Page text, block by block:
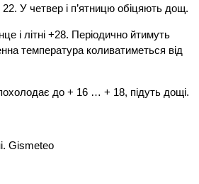
У четвер і п’ятницю обіцяють дощ.
і літні +28. Періодично йтимуть
температура коливатиметься від
до + 16 … + 18, підуть дощі.
Gismeteо